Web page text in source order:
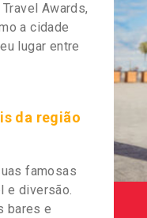
Awards,
a cidade
lugar entre
da região
famosas
e diversão.
bares e